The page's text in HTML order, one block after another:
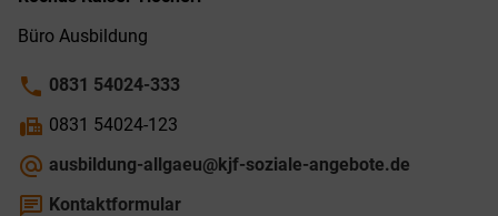
Büro Ausbildung
phone 0831 54024-333
fax 0831 54024-123
alternate_email ausbildung-allgaeu@kjf-soziale-angebote.de
chat Kontaktformular